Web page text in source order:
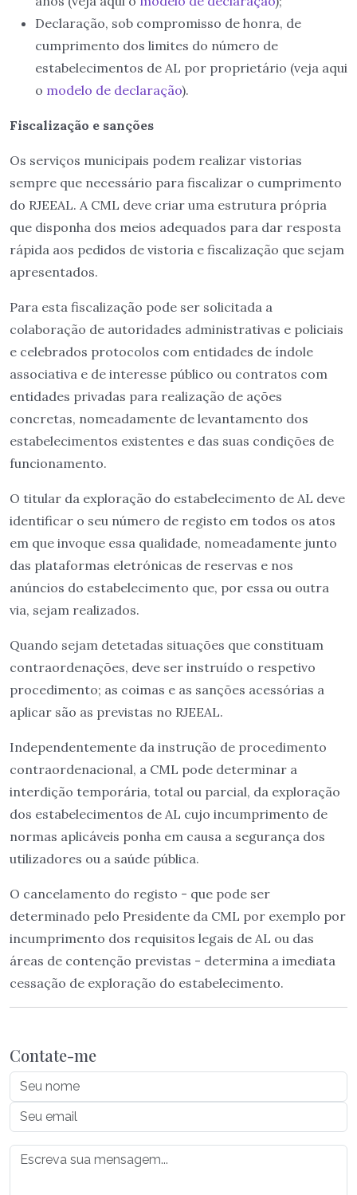
Declaração, sob compromisso de honra, de
cumprimento dos limites do número de
estabelecimentos de AL por proprietário (veja aqui
o modelo de declaração).
Fiscalização e sanções
Os serviços municipais podem realizar vistorias
sempre que necessário para fiscalizar o cumprimento
do RJEEAL. A CML deve criar uma estrutura própria
que disponha dos meios adequados para dar resposta
rápida aos pedidos de vistoria e fiscalização que sejam
apresentados.
Para esta fiscalização pode ser solicitada a
colaboração de autoridades administrativas e policiais
e celebrados protocolos com entidades de índole
associativa e de interesse público ou contratos com
entidades privadas para realização de ações
concretas, nomeadamente de levantamento dos
estabelecimentos existentes e das suas condições de
funcionamento.
O titular da exploração do estabelecimento de AL deve
identificar o seu número de registo em todos os atos
em que invoque essa qualidade, nomeadamente junto
das plataformas eletrónicas de reservas e nos
anúncios do estabelecimento que, por essa ou outra
via, sejam realizados.
Quando sejam detetadas situações que constituam
contraordenações, deve ser instruído o respetivo
procedimento; as coimas e as sanções acessórias a
aplicar são as previstas no RJEEAL.
Independentemente da instrução de procedimento
contraordenacional, a CML pode determinar a
interdição temporária, total ou parcial, da exploração
dos estabelecimentos de AL cujo incumprimento de
normas aplicáveis ponha em causa a segurança dos
utilizadores ou a saúde pública.
O cancelamento do registo - que pode ser
determinado pelo Presidente da CML por exemplo por
incumprimento dos requisitos legais de AL ou das
áreas de contenção previstas - determina a imediata
cessação de exploração do estabelecimento.
Contate-me